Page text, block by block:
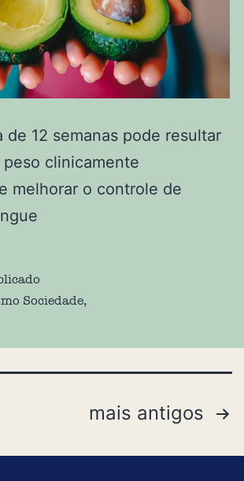
de 12 semanas pode resultar
clinicamente
melhorar o controle de
Sociedade,
mais antigos